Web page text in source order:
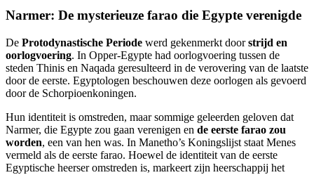
Narmer: De mysterieuze farao die Egypte verenigde
De Protodynastische Periode werd gekenmerkt doorstrijd en
oorlogvoering. In Opper-Egypte had oorlogvoering tussen de
steden Thinis en Naqada geresulteerd in de verovering van de laatste
door de eerste. Egyptologen beschouwen deze oorlogen als gevoerd
door de Schorpioenkoningen.
Hun identiteit is omstreden, maar sommige geleerden geloven dat
Narmer, die Egypte zou gaan verenigen en de eerste farao zou
worden, een van hen was. In Manetho’s Koningslijst staat Menes
vermeld als de eerste farao. Hoewel de identiteit van de eerste
Egyptische heerser omstreden is, markeert zijn heerschappij het